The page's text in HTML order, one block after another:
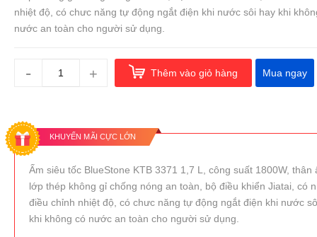
nhiệt độ, có chưc năng tự động ngắt điện khi nước sôi hay khi
nước an toàn cho người sử dụng.
- + Thêm vào giỏ hàng Mua ngay
KHUYẾN MÃI CỰC LỚN
Ấm siêu tốc BlueStone KTB 3371 1,7 L, công suất 1800W, thân
lớp thép không gỉ chống nóng an toàn, bộ điều khiển Jiatai, có
điều chỉnh nhiệt độ, có chưc năng tự động ngắt điện khi nước
khi không có nước an toàn cho người sử dụng.